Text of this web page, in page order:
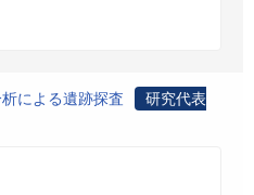
による遺跡探査
研究代表